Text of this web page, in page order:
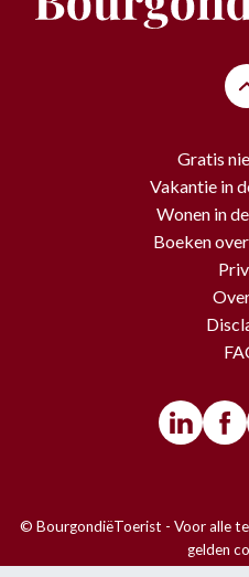
Gratis
Vakantie in
Wonen in
Boeken
© BourgondiëToerist - Voor alle
gelden